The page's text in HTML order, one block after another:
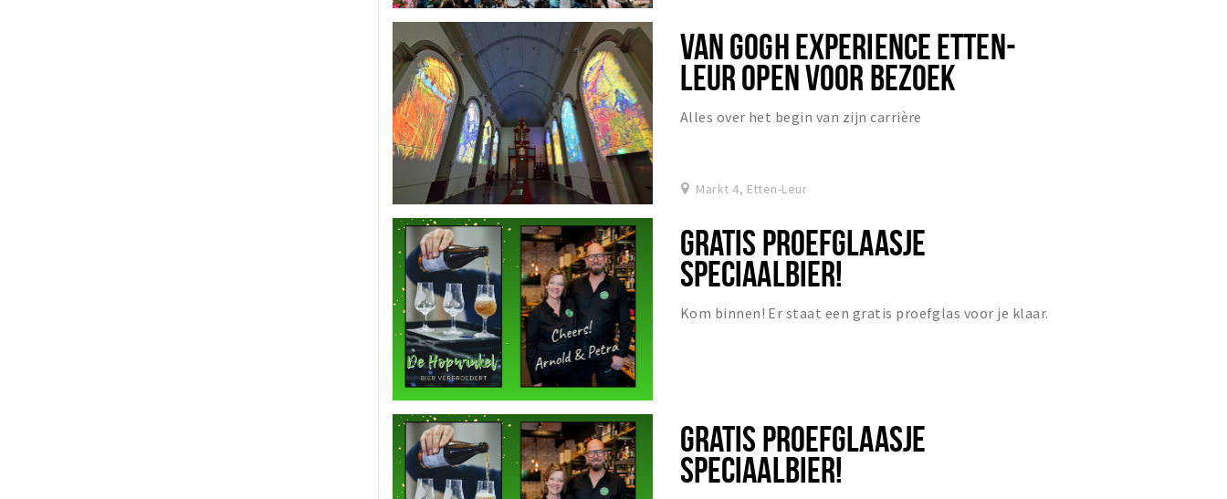
VAN GOGH EXPERIENCE ETTEN-
LEUR OPEN VOOR BEZOEK
Alles over het begin van zijn carrière
Markt 4, Etten-Leur
GRATIS PROEFGLAASJE
SPECIAALBIER!
Kom binnen! Er staat een gratis proefglas voor je klaar.
GRATIS PROEFGLAASJE
SPECIAALBIER!